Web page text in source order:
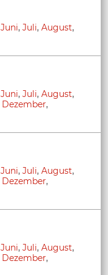
Juni, Juli, August,
Juni, Juli, August,
Dezember,
Juni, Juli, August,
Dezember,
Juni, Juli, August,
Dezember,